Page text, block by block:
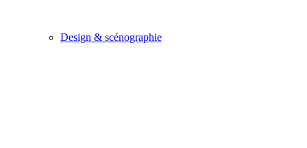
Design & scénographie